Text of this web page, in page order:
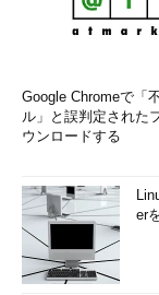
Google Chromeで「
ル」と誤判定された
ウンロードする
er